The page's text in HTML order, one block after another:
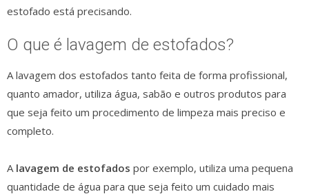
estofado está precisando.
O que é lavagem de estofados?
A lavagem dos estofados tanto feita de forma profissional,
quanto amador, utiliza água, sabão e outros produtos para
que seja feito um procedimento de limpeza mais preciso e
completo.
A lavagem de estofados por exemplo, utiliza uma pequena
quantidade de água para que seja feito um cuidado mais